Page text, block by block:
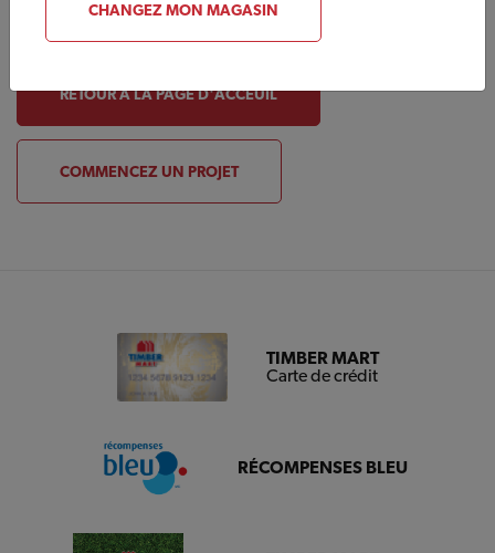
n'avons pas construit cette page..
RETOUR À LA PAGE D'ACCEUIL
COMMENCEZ UN PROJET
CHANGEZ MON MAGASIN
TIMBER MART
Carte de crédit
RÉCOMPENSES BLEU